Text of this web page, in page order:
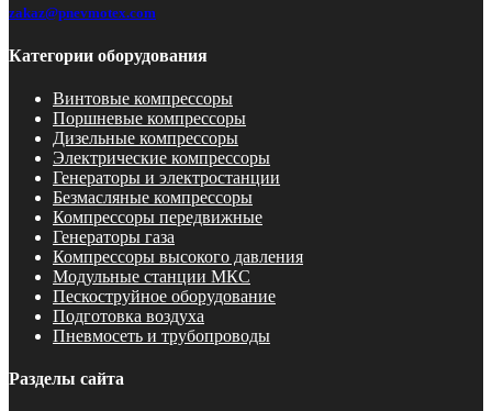
zakaz@pnevmotex.com
Категории оборудования
Винтовые компрессоры
Поршневые компрессоры
Дизельные компрессоры
Электрические компрессоры
Генераторы и электростанции
Безмасляные компрессоры
Компрессоры передвижные
Генераторы газа
Компрессоры высокого давления
Модульные станции МКС
Пескоструйное оборудование
Подготовка воздуха
Пневмосеть и трубопроводы
Разделы сайта